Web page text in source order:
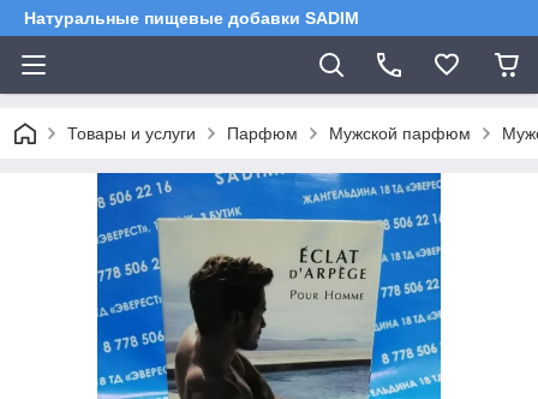
Натуральные пищевые добавки SADIM
Товары и услуги Парфюм Мужской парфюм